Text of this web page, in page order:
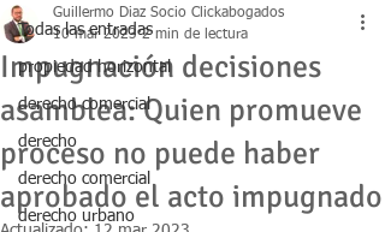
Todas las entradas
propiedad horizontal
derecho comercial
derecho
derecho comercial
derecho urbano
Impugnación decisiones
asamblea: Quien promueve
proceso no puede haber
aprobado el acto impugnado
Guillermo Diaz Socio Clickabogados
10 mar 2023 2 min de lectura